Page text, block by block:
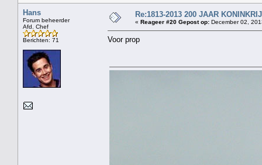
Hans
Forum beheerder
Afd. Chef
Berichten: 71
Re:1813-2013 200 JAAR
« Reageer #20 Gepost op: December 02,
Voor prop